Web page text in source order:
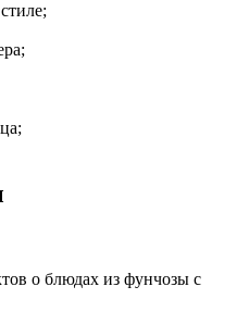
о блюдах из фунчозы с